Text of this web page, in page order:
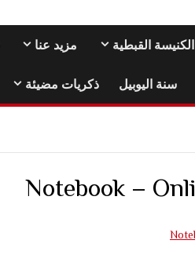
الكنيسة القبطية مزيد عنا
سنة اليوبيل ذكريات مضيئة